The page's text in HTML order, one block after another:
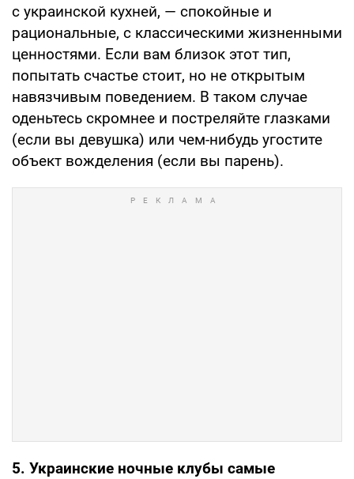
с украинской кухней, — спокойные и
рациональные, с классическими жизненными
ценностями. Если вам близок этот тип,
попытать счастье стоит, но не открытым
навязчивым поведением. В таком случае
оденьтесь скромнее и постреляйте глазками
(если вы девушка) или чем-нибудь угостите
объект вожделения (если вы парень).
5. Украинские ночные клубы самые